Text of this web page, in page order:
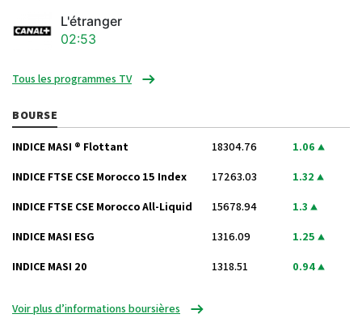
L'étranger
02:53
Tous les programmes TV
BOURSE
INDICE MASI ® Flottant 18304.76 1.06
INDICE FTSE CSE Morocco 15 Index 17263.03 1.32
INDICE FTSE CSE Morocco All-Liquid 15678.94 1.3
INDICE MASI ESG 1316.09 1.25
INDICE MASI 20 1318.51 0.94
Voir plus d’informations boursières